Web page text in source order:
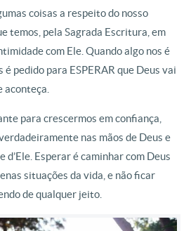
coisas a respeito do nosso
temos, pela Sagrada Escritura, em
com Ele. Quando algo nos é
pedido para ESPERAR que Deus vai
para crescermos em confiança,
nas mãos de Deus e
d’Ele. Esperar é caminhar com Deus
situações da vida, e não ficar
de qualquer jeito.